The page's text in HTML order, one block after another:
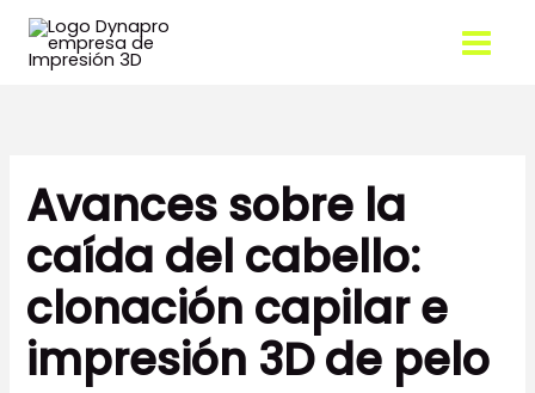
contenido
Avances sobre la
caída del cabello:
clonación capilar e
impresión 3D de pelo